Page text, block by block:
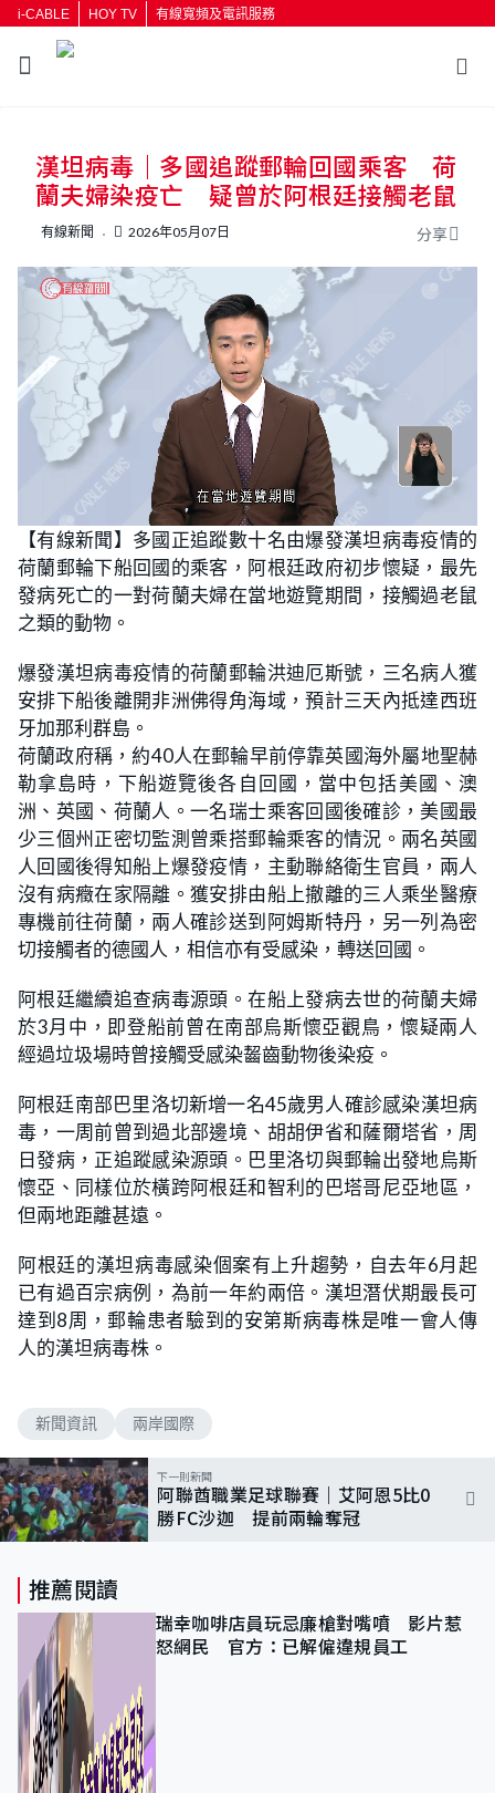
i-CABLE HOY TV 有線寬頻及電訊服務
按輸入鍵開始搜尋
漢坦病毒｜多國追蹤郵輪回國乘客 荷
蘭夫婦染疫亡 疑曾於阿根廷接觸老鼠
有線新聞 2026年05月07日 分享
n
m
t
e
L
o
a
d
e
d
:
2
%
【有線新聞】多國正追蹤數十名由爆發漢坦病毒疫情的
荷蘭郵輪下船回國的乘客，阿根廷政府初步懷疑，最先
發病死亡的一對荷蘭夫婦在當地遊覽期間，接觸過老鼠
之類的動物。
爆發漢坦病毒疫情的荷蘭郵輪洪迪厄斯號，三名病人獲
安排下船後離開非洲佛得角海域，預計三天內抵達西班
牙加那利群島。
荷蘭政府稱，約40人在郵輪早前停靠英國海外屬地聖赫
勒拿島時，下船遊覽後各自回國，當中包括美國、澳
洲、英國、荷蘭人。一名瑞士乘客回國後確診，美國最
少三個州正密切監測曾乘搭郵輪乘客的情況。兩名英國
人回國後得知船上爆發疫情，主動聯絡衛生官員，兩人
沒有病癥在家隔離。獲安排由船上撤離的三人乘坐醫療
專機前往荷蘭，兩人確診送到阿姆斯特丹，另一列為密
切接觸者的德國人，相信亦有受感染，轉送回國。
阿根廷繼續追查病毒源頭。在船上發病去世的荷蘭夫婦
於3月中，即登船前曾在南部烏斯懷亞觀鳥，懷疑兩人
經過垃圾場時曾接觸受感染齧齒動物後染疫。
阿根廷南部巴里洛切新增一名45歲男人確診感染漢坦病
毒，一周前曾到過北部邊境、胡胡伊省和薩爾塔省，周
日發病，正追蹤感染源頭。巴里洛切與郵輪出發地烏斯
懷亞、同樣位於橫跨阿根廷和智利的巴塔哥尼亞地區，
但兩地距離甚遠。
阿根廷的漢坦病毒感染個案有上升趨勢，自去年6月起
已有過百宗病例，為前一年約兩倍。漢坦潛伏期最長可
達到8周，郵輪患者驗到的安第斯病毒株是唯一會人傳
人的漢坦病毒株。
新聞資訊 兩岸國際
下一則新聞
阿聯酋職業足球聯賽｜艾阿恩5比0
勝FC沙迦 提前兩輪奪冠
推薦閱讀
瑞幸咖啡店員玩忌廉槍對嘴噴 影片惹
怒網民 官方：已解僱違規員工